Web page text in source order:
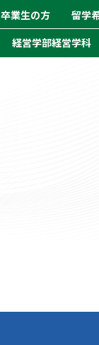
卒業生の方 留学
経営学部経営学科